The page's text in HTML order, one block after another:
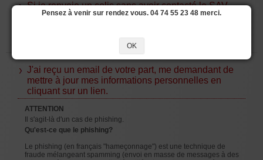
Si je renvoie un colis sans avoir contacté le SAV,
que se passe-t-il ?
J'ai reçu un email de votre part, me demandant de
mettre à jour mes informations personnelles en
cliquant sur un lien.
ATTENTION
Il s'agit-là d'un cas de phishing.
Qu'est-ce que le phishing?
Le phishing (en français "hameçonnage") est une technique de
fraude mélangeant spamming (envoi en masse de messages à des
Pensez à venir sur rendez vous. 04 74 55 23 48 merci.
OK